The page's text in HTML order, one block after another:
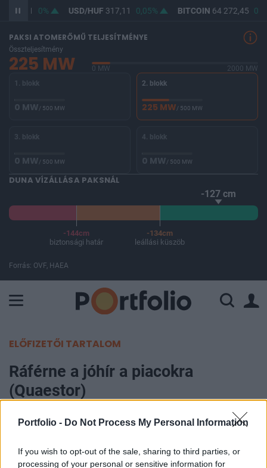
Portfolio - Do Not Process My Personal Information
If you wish to opt-out of the sale, sharing to third parties, or
processing of your personal or sensitive information for
365,41 0% USD/HUF317,11 0,05% BITCOIN64 272,45
PAKSI ATOMERŐMŰ TELJESÍTMÉNYE
Összteljesítmény
225 MW 0 MW
2000 MW
1. blokk
0 MW/ 500 MW
2. blokk
225 MW/ 500 MW
3. blokk
0 MW/ 500 MW
4. blokk
0 MW/ 500 MW
DUNA VÍZÁLLÁSA PAKSNÁL
-127 cm
-144cm
biztonsági határ
-134cm
leállási küszöb
Forrás: OVF, HAEA
ELŐFIZETŐI TARTALOM
Ráférne a jóhír a piacokra
(Quaestor)
Portfolio
Az elmúlt hét második felében ismét kiújultak az